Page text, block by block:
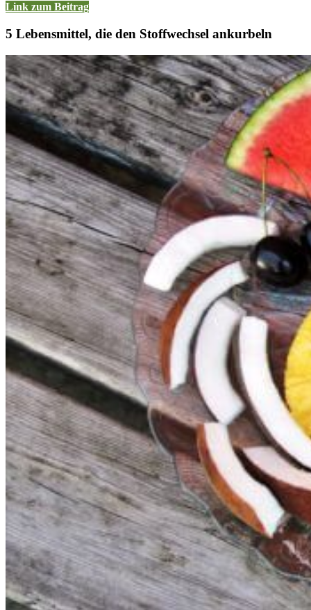
Link zum Beitrag
5 Lebensmittel, die den Stoffwechsel ankurbeln